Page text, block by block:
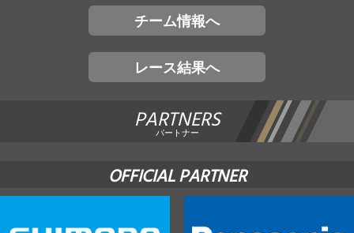
チーム情報へ
レース結果へ
PARTNERS
パートナー
OFFICIAL PARTNER